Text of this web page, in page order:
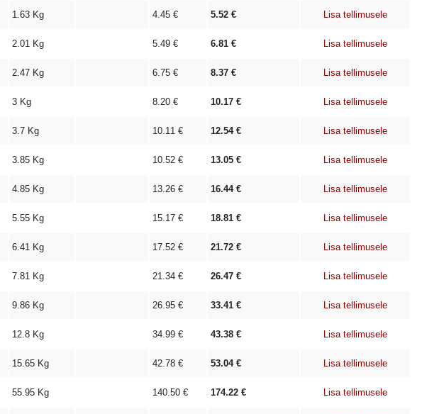
1.63 Kg 4.45 € 5.52 € Lisa tellimusele
2.01 Kg 5.49 € 6.81 € Lisa tellimusele
2.47 Kg 6.75 € 8.37 € Lisa tellimusele
3 Kg 8.20 € 10.17 € Lisa tellimusele
3.7 Kg 10.11 € 12.54€ Lisa tellimusele
3.85 Kg 10.52 € 13.05 € Lisa tellimusele
4.85 Kg 13.26 € 16.44€ Lisa tellimusele
5.55 Kg 15.17 € 18.81 € Lisa tellimusele
6.41 Kg 17.52 € 21.72 € Lisa tellimusele
7.81 Kg 21.34 € 26.47 € Lisa tellimusele
9.86 Kg 26.95 € 33.41 € Lisa tellimusele
12.8 Kg 34.99 € 43.38 € Lisa tellimusele
15.65 Kg 42.78 € 53.04€ Lisa tellimusele
55.95 Kg 140.50 € 174.22 € Lisa tellimusele